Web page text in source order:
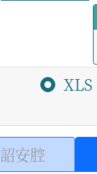
XLS
詔安腔